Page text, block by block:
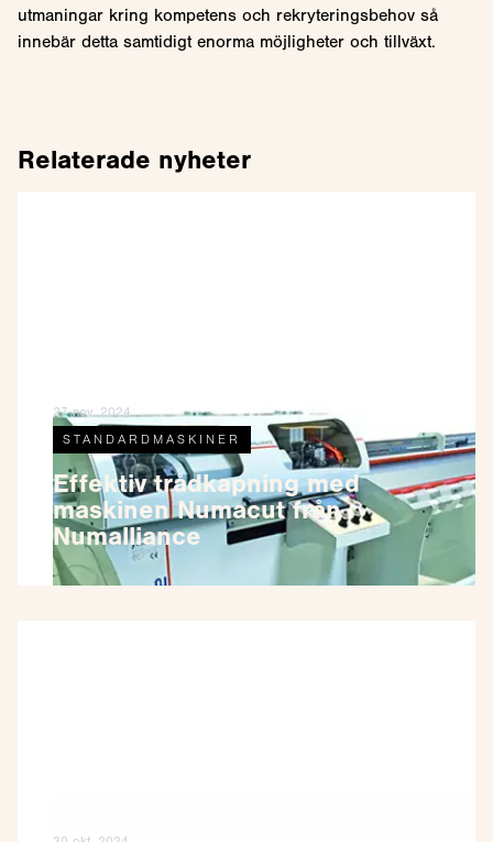
utmaningar kring kompetens och rekryteringsbehov så
innebär detta samtidigt enorma möjligheter och tillväxt.
Relaterade nyheter
27 nov. 2024
STANDARDMASKINER
Effektiv trådkapning med
maskinen Numacut från
Numalliance